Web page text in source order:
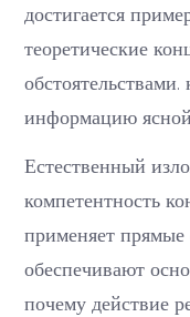
достигается
теоретические
информацию ясной
Естественный
компетентность
применяет
обеспечивают
почему действие